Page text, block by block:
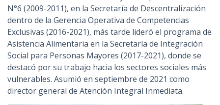
N°6 (2009-2011), en la Secretaría de Descentralización
dentro de la Gerencia Operativa de Competencias
Exclusivas (2016-2021), más tarde lideró el programa de
Asistencia Alimentaria en la Secretaría de Integración
Social para Personas Mayores (2017-2021), donde se
destacó por su trabajo hacia los sectores sociales más
vulnerables. Asumió en septiembre de 2021 como
director general de Atención Integral Inmediata.